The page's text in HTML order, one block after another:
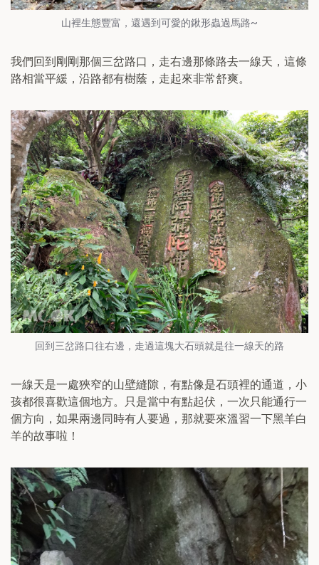
山裡生態豐富，還遇到可愛的鍬形蟲過馬路~
我們回到剛剛那個三岔路口，走右邊那條路去一線天，這條
路相當平緩，沿路都有樹蔭，走起來非常舒爽。
回到三岔路口往右邊，走過這塊大石頭就是往一線天的路
一線天是一處狹窄的山壁縫隙，有點像是石頭裡的通道，小
孩都很喜歡這個地方。只是當中有點起伏，一次只能通行一
個方向，如果兩邊同時有人要過，那就要來溫習一下黑羊白
羊的故事啦！